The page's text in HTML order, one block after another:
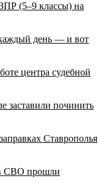
(5–9 классы) на
день — и вот
центра судебной
заставили починить
Ставрополья
СВО прошли